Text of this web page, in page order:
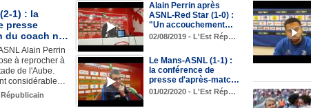
1) : la
presse
du coach n…
Alain Perrin
à reprocher à
de l'Aube.
considérable…
Républicain
Alain Perrin après
ASNL-Red Star (1-0) :
"Un accouchement…
02/08/2019 - L'Est Rép…
Le Mans-ASNL (1-1) :
la conférence de
presse d'après-matc…
01/02/2020 - L'Est Rép…